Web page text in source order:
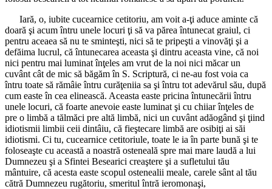
Iară, o, iubite cucearnice cetitoriu, am voit a-ţi aduce aminte că
doară şi acum întru unele locuri ţi să va părea întunecat graiul, ci
pentru aceaea să nu te sminteşti, nici să te pripeşti a vinovăţi şi a
defăima lucrul, că întunecarea aceasta şi dintru aceasta vine, că noi
nici pentru mai luminat înţeles am vrut de la noi nici măcar un
cuvânt cât de mic să băgăm în S. Scriptură, ci ne-au fost voia ca
întru toate să rămâie întru curăţeniia sa şi întru tot adevărul său, după
cum easte în cea elinească. Aceasta easte pricina întunecării întru
unele locuri, că foarte anevoie easte luminat şi cu chiiar înţeles de
pre o limbă a tălmăci pre altă limbă, nici un cuvânt adăogând şi ţiind
idiotismii limbii ceii dintâiu, că fieştecare limbă are osibiţi ai săi
idiotismi. Ci tu, cucearnice cetitoriule, toate le ia în parte bună şi te
foloseaşte cu această a noastră osteneală spre mai mare laudă a lui
Dumnezeu şi a Sfintei Besearici creaştere şi a sufletului tău
mântuire, că acesta easte scopul ostenealii meale, carele sânt al tău
cătră Dumnezeu rugătoriu, smeritul întră ieromonaşi,